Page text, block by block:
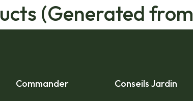
(Generated
Commander Conseils Jardin